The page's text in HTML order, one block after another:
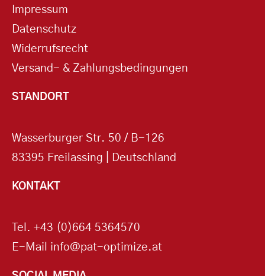
Impressum
Datenschutz
Widerrufsrecht
Versand- & Zahlungsbedingungen
STANDORT
Wasserburger Str. 50 / B-126
83395 Freilassing | Deutschland
KONTAKT
Tel. +43 (0)664 5364570
E-Mail info@pat-optimize.at